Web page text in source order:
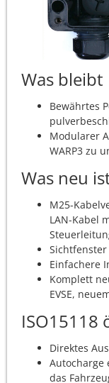
Was bleibt
Bewährtes
Modularer
WARP3 zu
Was neu
M25-
LAN-Kabel
Einfachere
Komplett
EVSE,
ISO15118
Direktes
Autocharge
das